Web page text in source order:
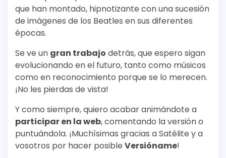
que han montado, hipnotizante con una sucesión
de imágenes de los Beatles en sus diferentes
épocas.
Se ve un gran trabajo detrás, que espero sigan
evolucionando en el futuro, tanto como músicos
como en reconocimiento porque se lo merecen.
¡No les pierdas de vista!
Y como siempre, quiero acabar animándote a
participar en la web, comentando la versión o
puntuándola. ¡Muchísimas gracias a Satélite y a
vosotros por hacer posible Versióname!